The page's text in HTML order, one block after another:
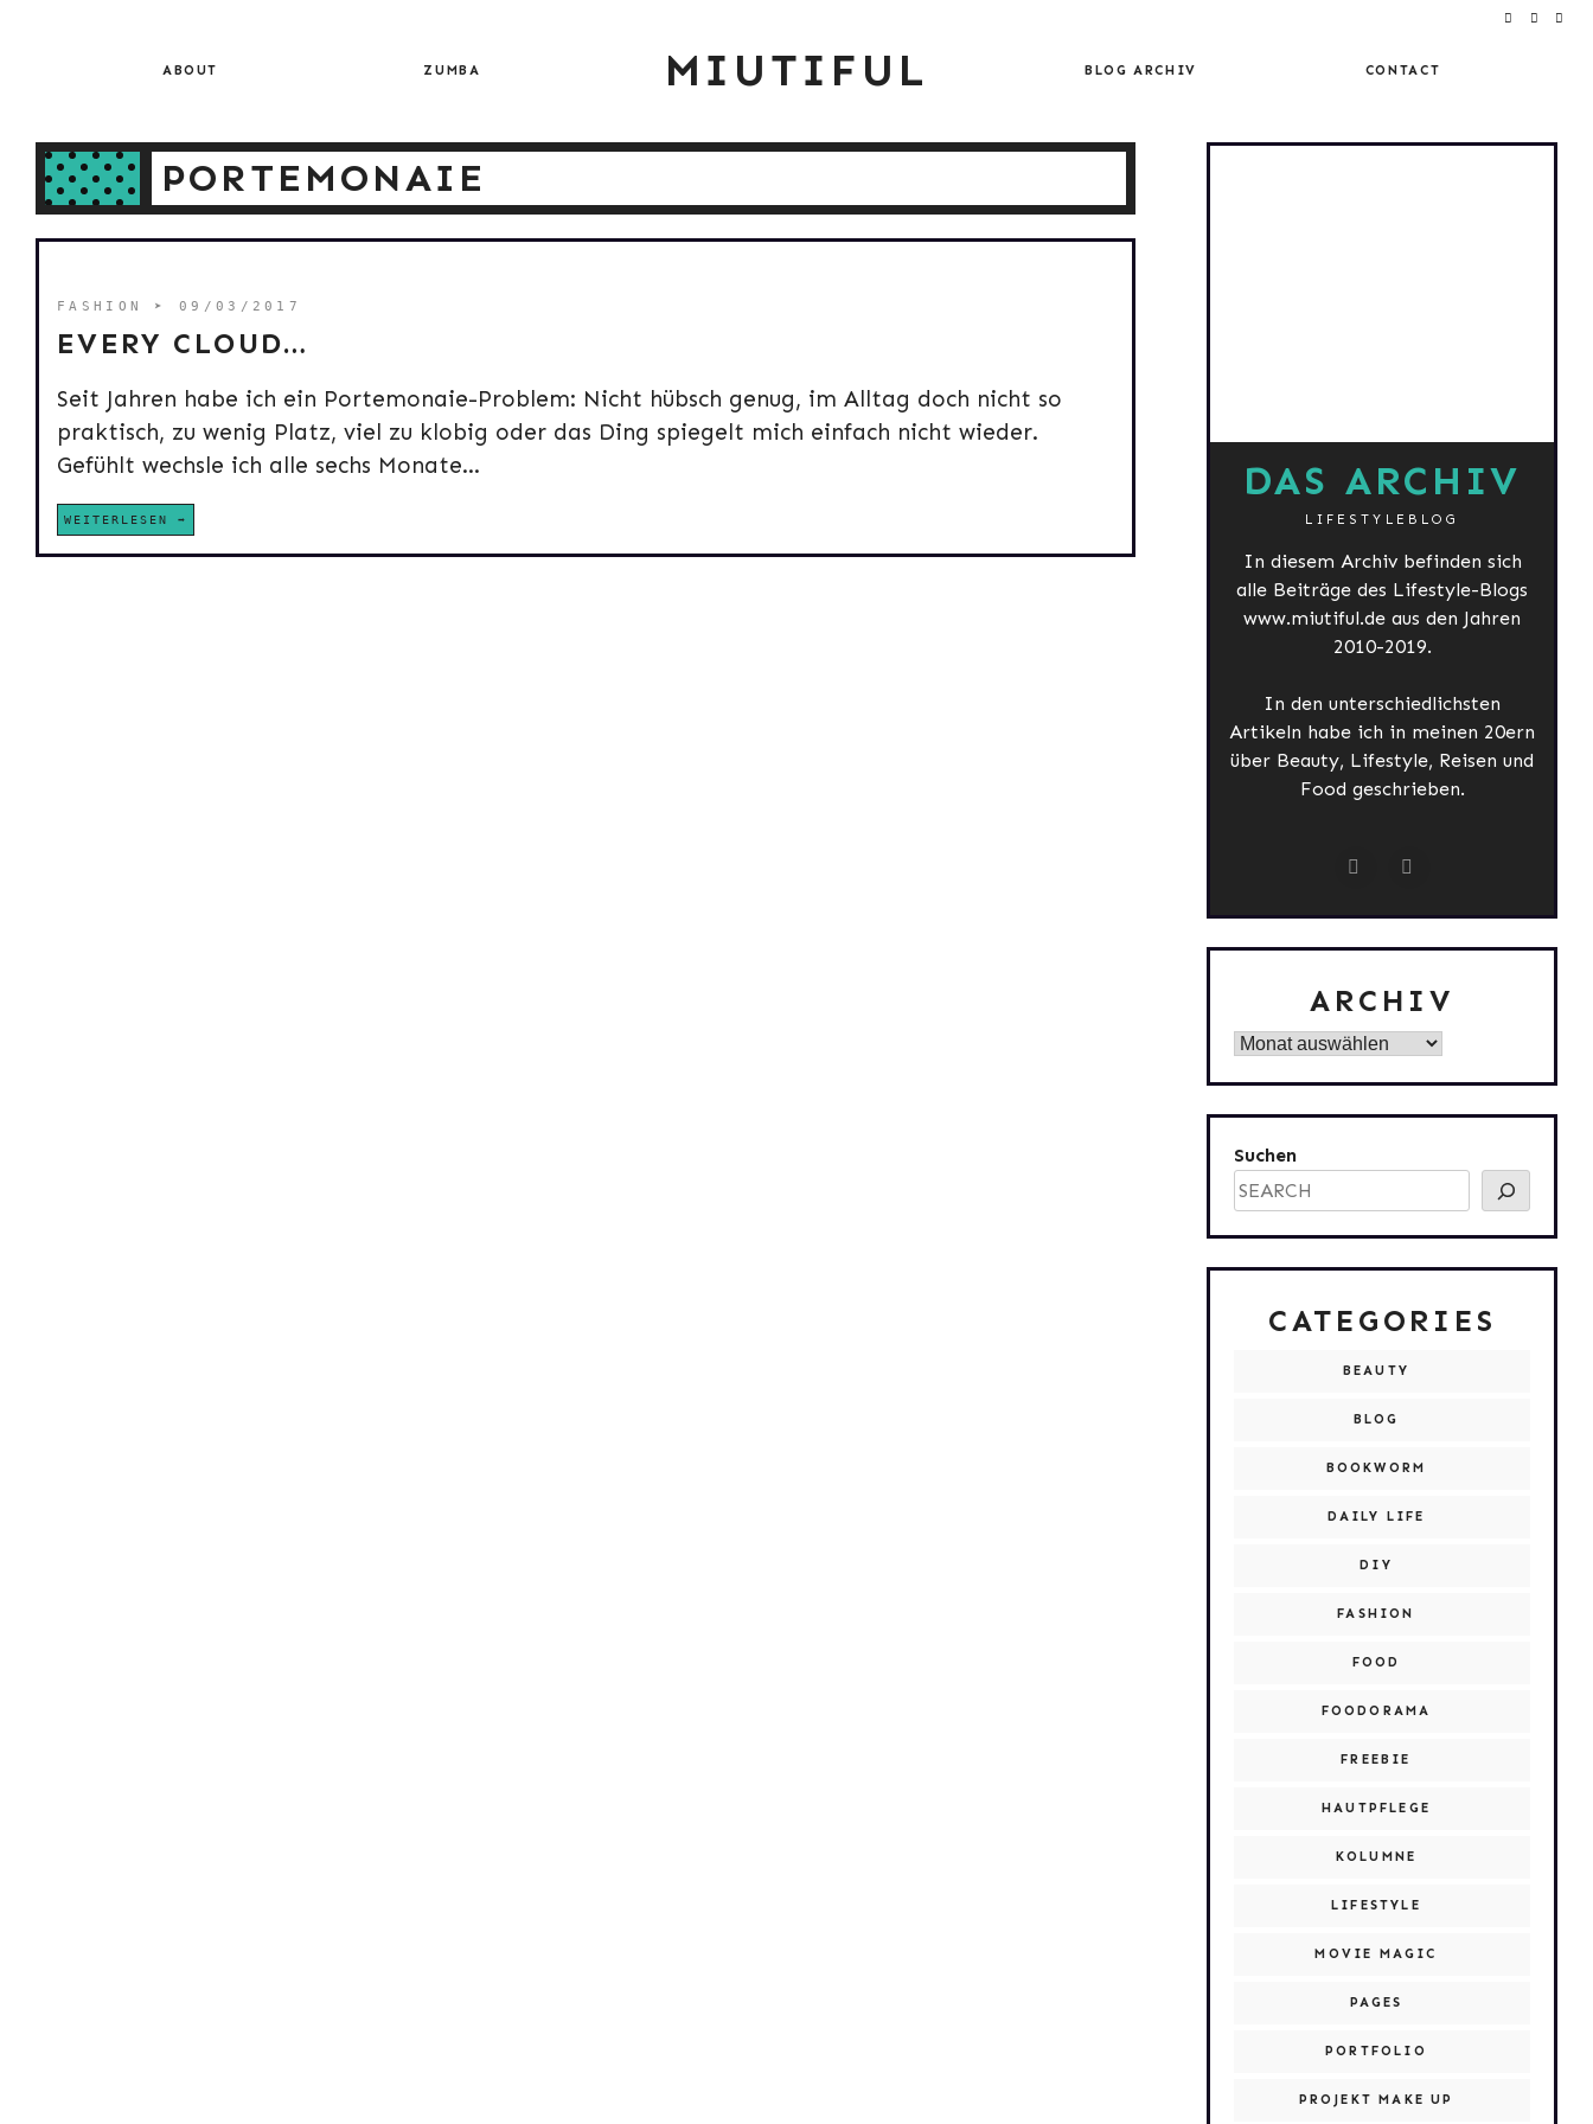
ABOUT ZUMBA MIUTIFUL BLOG ARCHIV CONTACT
PORTEMONAIE
FASHION ➤ 09/03/2017
EVERY CLOUD…
Seit Jahren habe ich ein Portemonaie-Problem: Nicht hübsch genug, im Alltag doch nicht so
praktisch, zu wenig Platz, viel zu klobig oder das Ding spiegelt mich einfach nicht wieder.
Gefühlt wechsle ich alle sechs Monate...
WEITERLESEN
DAS ARCHIV
LIFESTYLEBLOG
In diesem Archiv befinden sich
alle Beiträge des Lifestyle-Blogs
www.miutiful.de aus den Jahren
2010-2019.
In den unterschiedlichsten
Artikeln habe ich in meinen 20ern
über Beauty, Lifestyle, Reisen und
Food geschrieben.
ARCHIV
Archiv
Suchen
CATEGORIES
BEAUTY
BLOG
BOOKWORM
DAILY LIFE
DIY
FASHION
FOOD
FOODORAMA
FREEBIE
HAUTPFLEGE
KOLUMNE
LIFESTYLE
MOVIE MAGIC
PAGES
PORTFOLIO
PROJEKT MAKE UP